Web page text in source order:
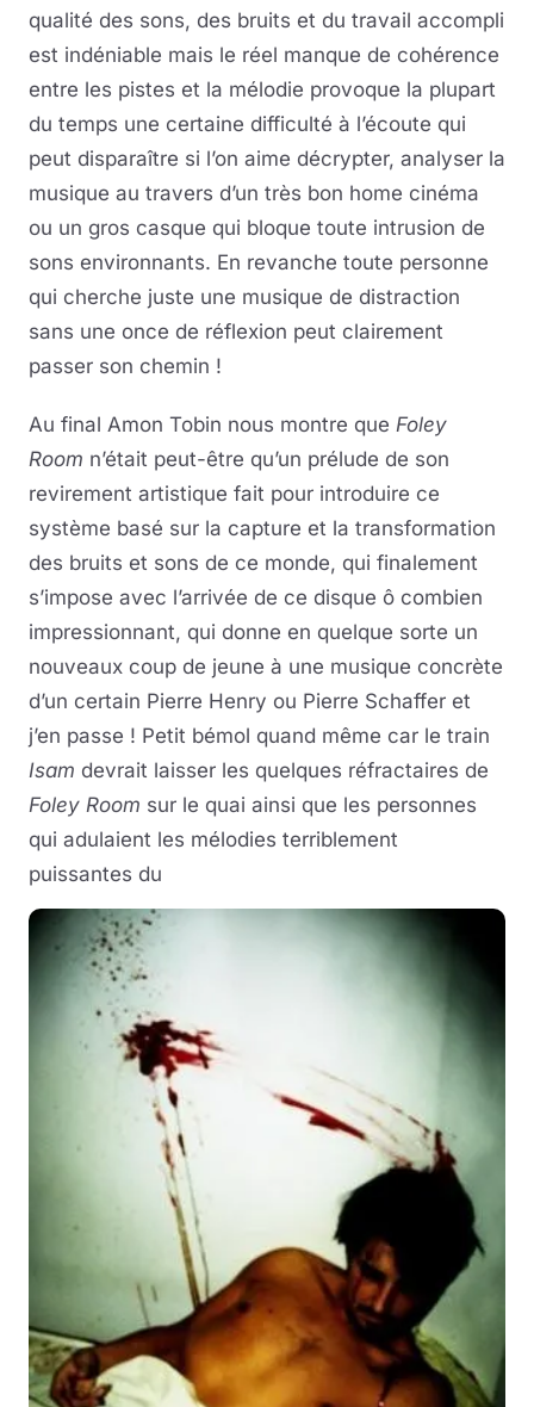
qualité des sons, des bruits et du travail accompli
est indéniable mais le réel manque de cohérence
entre les pistes et la mélodie provoque la plupart
du temps une certaine difficulté à l’écoute qui
peut disparaître si l’on aime décrypter, analyser la
musique au travers d’un très bon home cinéma
ou un gros casque qui bloque toute intrusion de
sons environnants. En revanche toute personne
qui cherche juste une musique de distraction
sans une once de réflexion peut clairement
passer son chemin !
Au final Amon Tobin nous montre que Foley
Room n’était peut-être qu’un prélude de son
revirement artistique fait pour introduire ce
système basé sur la capture et la transformation
des bruits et sons de ce monde, qui finalement
s’impose avec l’arrivée de ce disque ô combien
impressionnant, qui donne en quelque sorte un
nouveaux coup de jeune à une musique concrète
d’un certain Pierre Henry ou Pierre Schaffer et
j’en passe ! Petit bémol quand même car le train
Isam devrait laisser les quelques réfractaires de
Foley Room sur le quai ainsi que les personnes
qui adulaient les mélodies terriblement
puissantes du